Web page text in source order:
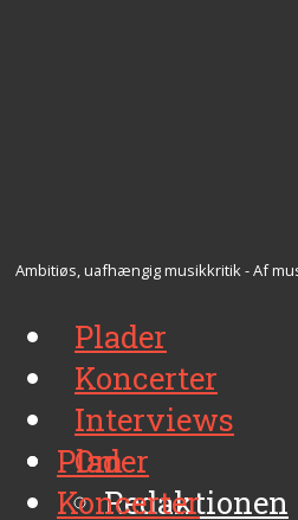
Ambitiøs, uafhængig musikkritik - Af
Plader
Koncerter
Interviews
Om
Redaktionen
Plader
Koncerter